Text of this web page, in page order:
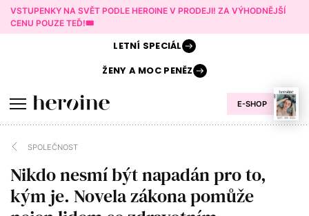
VSTUPENKY NA SVĚT PODLE HEROINE V PRODEJI! ZA VÝHODNĚJŠÍ
CENU POUZE TEĎ!🎟️
E-SHOP
LETNÍ SPECIÁL
ŽENY AMOC PENĚZ
SPOLEČNOST
Nikdo nesmí být napadán pro to,
kým je. Novela zákona pomůže